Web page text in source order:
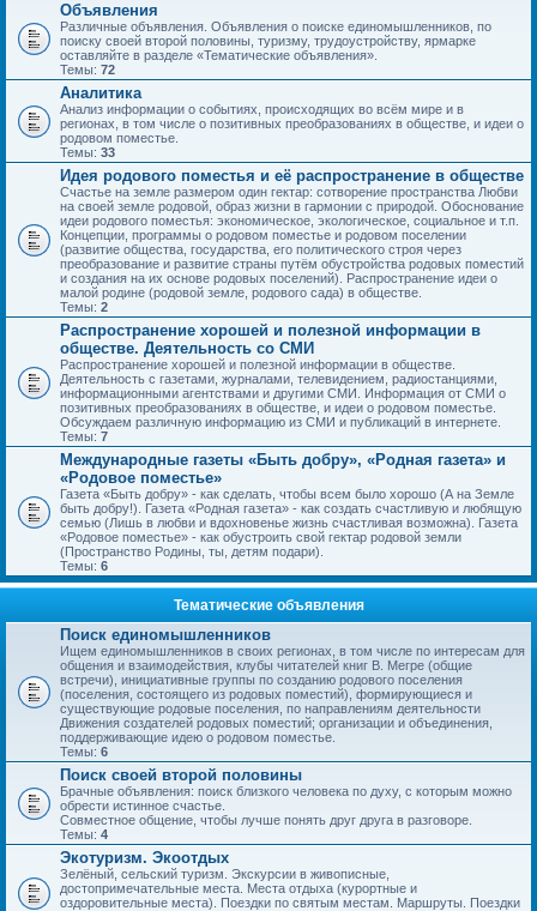
Объявления
Различные объявления. Объявления о поиске единомышленников, по
поиску своей второй половины, туризму, трудоустройству, ярмарке
оставляйте в разделе «Тематические объявления».
Темы: 72
Аналитика
Анализ информации о событиях, происходящих во всём мире и в
регионах, в том числе о позитивных преобразованиях в обществе, и идеи о
родовом поместье.
Темы: 33
Идея родового поместья и её распространение в обществе
Счастье на земле размером один гектар: сотворение пространства Любви
на своей земле родовой, образ жизни в гармонии с природой. Обоснование
идеи родового поместья: экономическое, экологическое, социальное и т.п.
Концепции, программы о родовом поместье и родовом поселении
(развитие общества, государства, его политического строя через
преобразование и развитие страны путём обустройства родовых поместий
и создания на их основе родовых поселений). Распространение идеи о
малой родине (родовой земле, родового сада) в обществе.
Темы: 2
Распространение хорошей и полезной информации в
обществе. Деятельность со СМИ
Распространение хорошей и полезной информации в обществе.
Деятельность с газетами, журналами, телевидением, радиостанциями,
информационными агентствами и другими СМИ. Информация от СМИ о
позитивных преобразованиях в обществе, и идеи о родовом поместье.
Обсуждаем различную информацию из СМИ и публикаций в интернете.
Темы: 7
Международные газеты «Быть добру», «Родная газета» и
«Родовое поместье»
Газета «Быть добру» - как сделать, чтобы всем было хорошо (А на Земле
быть добру!). Газета «Родная газета» - как создать счастливую и любящую
семью (Лишь в любви и вдохновенье жизнь счастливая возможна). Газета
«Родовое поместье» - как обустроить свой гектар родовой земли
(Пространство Родины, ты, детям подари).
Темы: 6
Тематические объявления
Поиск единомышленников
Ищем единомышленников в своих регионах, в том числе по интересам для
общения и взаимодействия, клубы читателей книг В. Мегре (общие
встречи), инициативные группы по созданию родового поселения
(поселения, состоящего из родовых поместий), формирующиеся и
существующие родовые поселения, по направлениям деятельности
Движения создателей родовых поместий; организации и объединения,
поддерживающие идею о родовом поместье.
Темы: 6
Поиск своей второй половины
Брачные объявления: поиск близкого человека по духу, с которым можно
обрести истинное счастье.
Совместное общение, чтобы лучше понять друг друга в разговоре.
Темы: 4
Экотуризм. Экоотдых
Зелёный, сельский туризм. Экскурсии в живописные,
достопримечательные места. Места отдыха (курортные и
оздоровительные места). Поездки по святым местам. Маршруты. Поездки